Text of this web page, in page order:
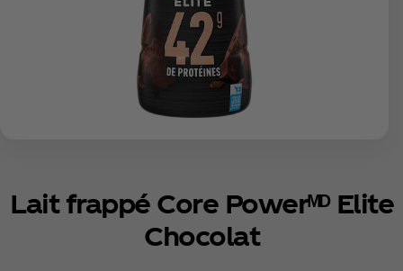
Lait frappé Core Powerᴹᴰ Elite
Chocolat